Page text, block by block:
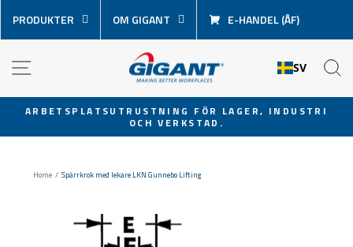
över
innehåll
PRODUKTER OM GIGANT E-HANDEL (ÅF)
SV
Pausa
ARBETSPLATSUTRUSTNING FÖR LAGER, INDUSTRI
OCH VERKSTAD.
Home / Spärrkrok med lekare LKN Gunnebo Lifting